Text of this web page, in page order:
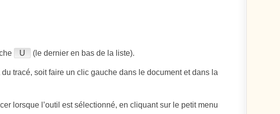
U (le dernier en bas de la liste).
du tracé, soit faire un clic gauche dans le document et dans la
lorsque l’outil est sélectionné, en cliquant sur le petit menu